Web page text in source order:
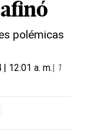
polémicas
12:01 a. m.| 1